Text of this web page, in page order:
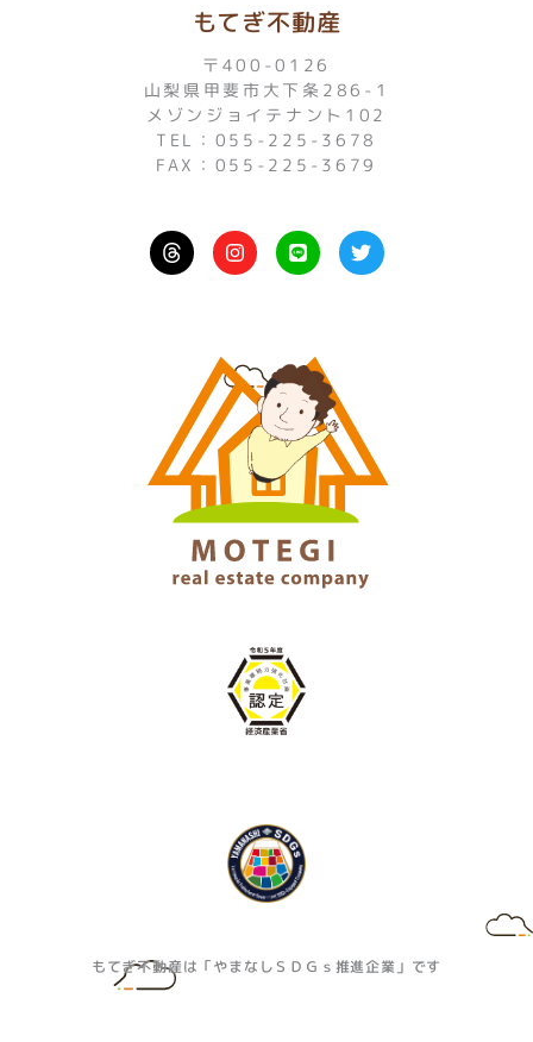
もてぎ不動産
〒400-0126
山梨県甲斐市大下条286-1
メゾンジョイテナント102
TEL：055-225-3678
FAX：055-225-3679
I
n
s
r
a
m
L
i
n
T
w
i
もてぎ不動産は「やまなしＳＤＧｓ推進企業」です